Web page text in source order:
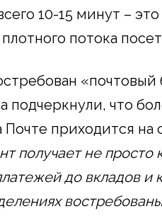
10-15 минут –
потока
«почтовый
подчеркнули, что
Почте приходится на
получает не
до вкладов